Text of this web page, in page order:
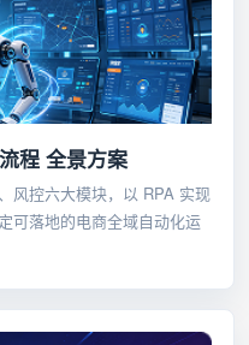
程 全景方案
风控六大模块，以 RPA 实现
可落地的电商全域自动化运